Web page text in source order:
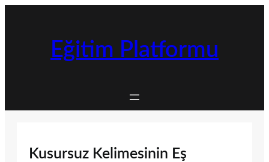
Eğitim Platformu
Kusursuz Kelimesinin Eş